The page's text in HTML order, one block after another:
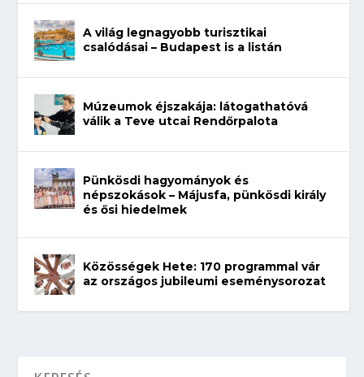
A világ legnagyobb turisztikai
csalódásai – Budapest is a listán
Múzeumok éjszakája: látogathatóvá
válik a Teve utcai Rendőrpalota
Pünkösdi hagyományok és
népszokások – Májusfa, pünkösdi király
és ősi hiedelmek
Közösségek Hete: 170 programmal vár
az országos jubileumi eseménysorozat